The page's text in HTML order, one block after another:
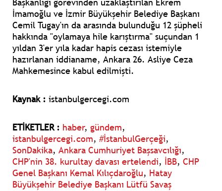
Başkanlığı görevinden uzaklaştırılan Ekrem
İmamoğlu ve İzmir Büyükşehir Belediye Başkanı
Cemil Tugay'ın da arasında bulunduğu 12 şüpheli
hakkında "oylamaya hile karıştırma" suçundan 1
yıldan 3'er yıla kadar hapis cezası istemiyle
hazırlanan iddianame, Ankara 26. Asliye Ceza
Mahkemesince kabul edilmişti.
Kaynak : istanbulgercegi.com
ETİKETLER : haber, gündem,
istanbulgercegi.com, #İstanbulGerçeği,
SonDakika, Ankara Cumhuriyet Başsavcılığı,
CHP'nin 38. kurultay davası ertelendi, İBB, CHP
Genel Başkanı Kemal Kılıçdaroğlu, Hatay
Büyükşehir Belediye Başkanı Lütfü Savaş